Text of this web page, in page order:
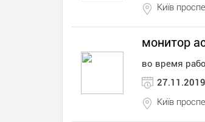
Київ
монитор
во время
27.11.2019
Київ